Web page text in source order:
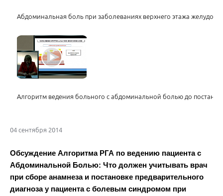
Абдоминальная боль при заболеваниях верхнего этажа
Алгоритм ведения больного с абдоминальной болью до
Клинические рекомендации по ведению пациентов с
04 сентября 2014
Обсуждение Алгоритма РГА по ведению пациента с
Абдоминальной Болью: Что должен учитывать врач
при сборе анамнеза и постановке предварительного
диагноза у пациента с болевым синдромом при